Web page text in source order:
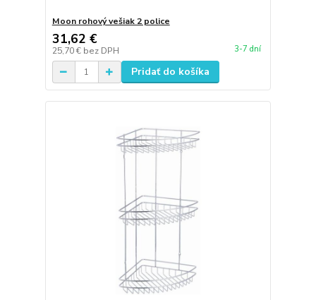
Moon rohový vešiak 2 police
31,62 €
25,70 € bez DPH 3-7 dní
Pridať do košíka